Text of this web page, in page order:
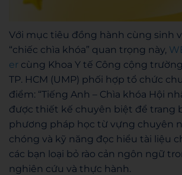
Với mục tiêu đồng hành cùng sinh
“chiếc chìa khóa” quan trọng này,
er cùng Khoa Y tế Công cộng
TP. HCM (UMP) phối hợp tổ chức
điểm: “Tiếng Anh – Chìa khóa Hội
được thiết kế chuyên biệt để trang
phương pháp học từ vựng chuyên
chóng và kỹ năng đọc hiểu tài liệu
các bạn loại bỏ rào cản ngôn ngữ
nghiên cứu và thực hành.